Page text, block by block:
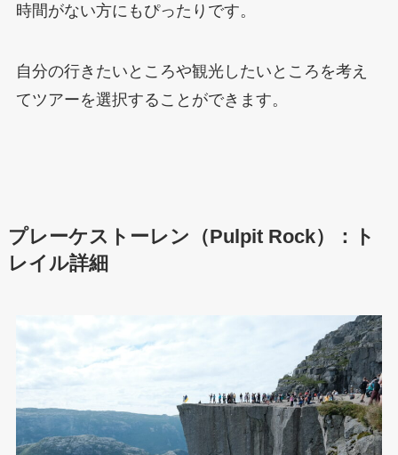
時間がない方にもぴったりです。
自分の行きたいところや観光したいところを考え
てツアーを選択することができます。
プレーケストーレン（Pulpit Rock）
：ト
レイル詳細